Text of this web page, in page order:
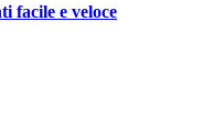
facile e veloce